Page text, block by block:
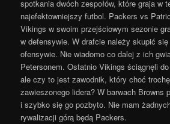
spotkania dwóch zespołów, które graja w
najefektowniejszy futbol. Packers vs
Vikings w swoim przejściowym sezonie
w defensywie. W drafcie należy skupić
ofensywie. Nie wiadomo co dalej z ich
Petersonem. Ostatnio Vikings ściągnęli do
ale czy to jest zawodnik, który choć
zawieszonego lidera? W barwach Browns
i szybko się go pozbyto. Nie mam
rywalizacji górą będą Packers.